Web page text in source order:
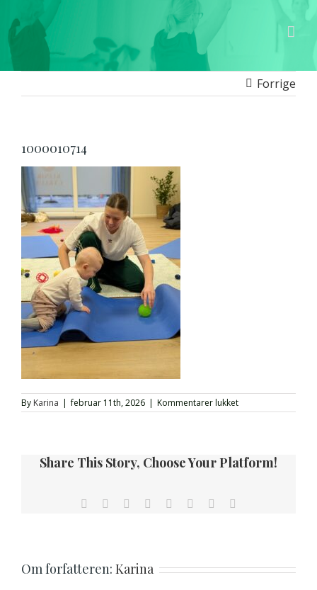
Forrige
1000010714
By Karina | februar 11th, 2026 | Kommentarer lukkettil
1000010714
Share This Story, Choose Your Platform!
Facebook
TwitterReddit LinkedIn
TumblrPinterest
Om forfatteren: Karina